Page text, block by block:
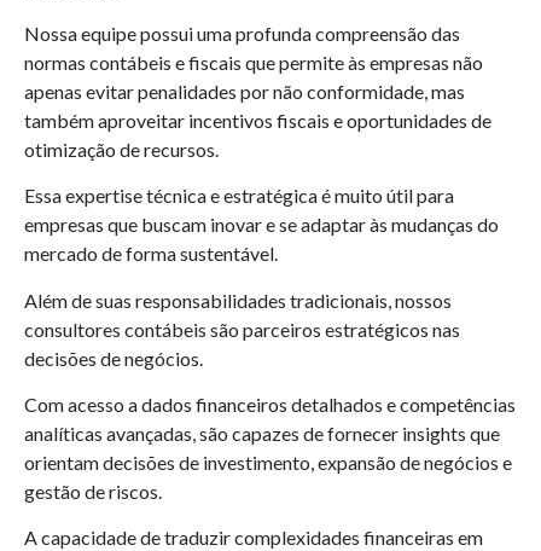
Nossa equipe possui uma profunda compreensão das
normas contábeis e fiscais que permite às empresas não
apenas evitar penalidades por não conformidade, mas
também aproveitar incentivos fiscais e oportunidades de
otimização de recursos.
Essa expertise técnica e estratégica é muito útil para
empresas que buscam inovar e se adaptar às mudanças do
mercado de forma sustentável.
Além de suas responsabilidades tradicionais, nossos
consultores contábeis são parceiros estratégicos nas
decisões de negócios.
Com acesso a dados financeiros detalhados e competências
analíticas avançadas, são capazes de fornecer insights que
orientam decisões de investimento, expansão de negócios e
gestão de riscos.
A capacidade de traduzir complexidades financeiras em